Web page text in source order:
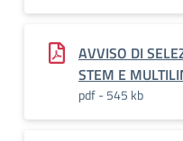
AVVISO DI
STEM E
pdf - 545 kb